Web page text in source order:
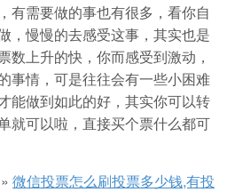
有需要做的事也有很多，看你自
，慢慢的去感受这事，其实也是
数上升的快，你而感受到激动，
事情，可是往往会有一些小困难
能做到如此的好，其实你可以转
就可以啦，直接买个票什么都可
» 微信投票怎么刷投票多少钱,有投